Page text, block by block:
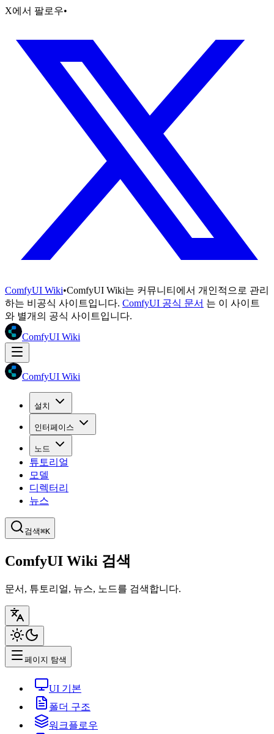
X에서 팔로우•
ComfyUI Wiki•ComfyUI Wiki는 커뮤니티에서 개인적으로 관리
하는 비공식 사이트입니다. ComfyUI 공식 문서 는 이 사이트
와 별개의 공식 사이트입니다.
ComfyUI Wiki
ComfyUI Wiki
설치
인터페이스
노드
튜토리얼
모델
디렉터리
뉴스
검색⌘K
ComfyUI Wiki 검색
문서, 튜토리얼, 뉴스, 노드를 검색합니다.
페이지 탐색
UI 기본
폴더 구조
워크플로우